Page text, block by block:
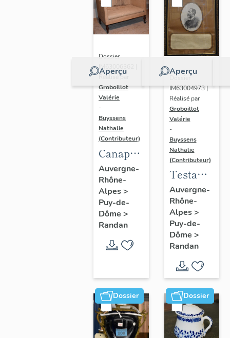
Aperçu
Dossier
IM63006362 |
Réalisé par
Groboillot
Valérie
-
Buyssens
Nathalie
(Contributeur)
Canapé
à joues
n° 2
Auvergne-
Rhône-
Alpes>
Puy-de-
Dôme >
Randan
Aperçu
Dossier
IM63004973 |
Réalisé par
Groboillot
Valérie
-
Buyssens
Nathalie
(Contributeur)
Testament
politique
de
Philippe
d'Orléans,
comte de
Paris
Auvergne-
Rhône-
Alpes>
Puy-de-
Dôme >
Randan
Dossier Dossier